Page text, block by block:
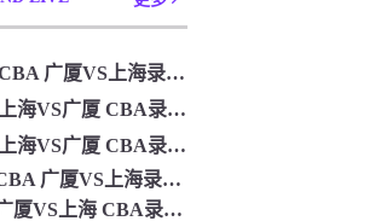
2026年06月05日_CBA 广厦VS上海录像_高清录像【
2026年06月02日_上海VS广厦 CBA录像_高清录像【
2026年05月31日_上海VS广厦 CBA录像_全场录像【
2026年05月28日_CBA 广厦VS上海录像_高清录像【
2026年05月26日_广厦VS上海 CBA录像_全场录像【